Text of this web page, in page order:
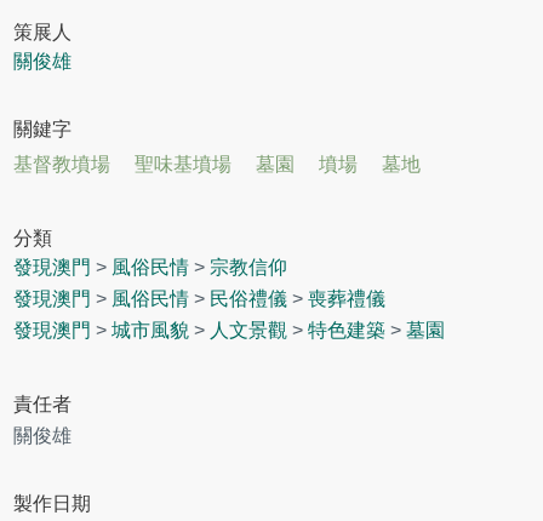
策展人
關俊雄
關鍵字
基督教墳場
聖味基墳場 墓園 墳場 墓地
分類
發現澳門 > 風俗民情 > 宗教信仰
發現澳門 > 風俗民情 > 民俗禮儀 >喪葬禮儀
發現澳門 >城市風貌 > 人文景觀 >特色建築 >墓園
責任者
關俊雄
製作日期